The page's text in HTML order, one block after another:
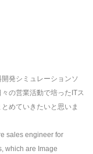
発シミュレーションソ
の営業活動で培ったITス
めていきたいと思いま
sales engineer for
which are Image